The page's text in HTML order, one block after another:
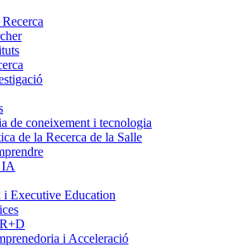
de coneixement i tecnologia
de la Recerca de la Salle
IA
i Executive Education
i Acceleració